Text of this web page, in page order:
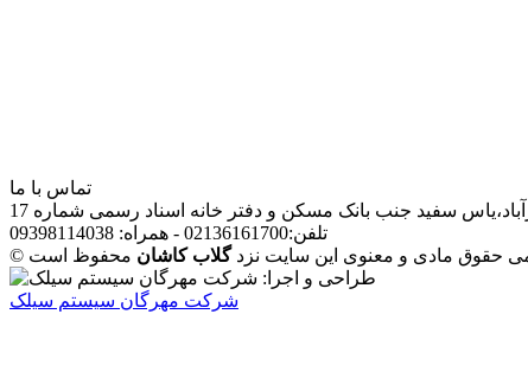
تماس با ما
سفید جنب بانک مسکن و دفتر خانه اسناد رسمی شماره 17
تلفن:02136161700 - همراه: 09398114038
حقوق مادی و معنوی این سایت نزدگلاب کاشان
شرکت مهرگان سیستم سیلک